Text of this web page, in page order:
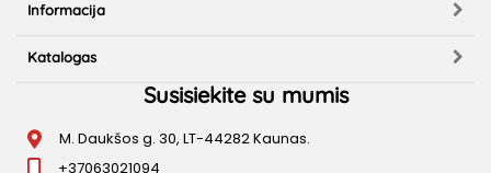
Informacija
Katalogas
Susisiekite su mumis
M. Daukšos g. 30, LT-44282 Kaunas.
+37063021094